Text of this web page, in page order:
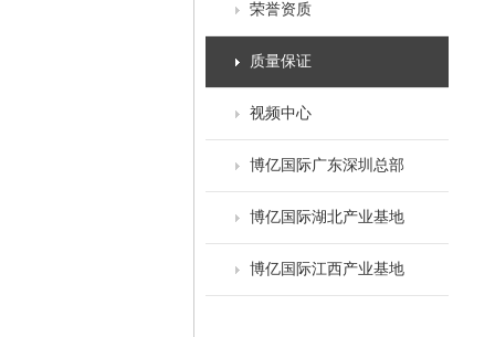
荣誉资质
质量保证
视频中心
博亿国际广东深圳总部
博亿国际湖北产业基地
博亿国际江西产业基地